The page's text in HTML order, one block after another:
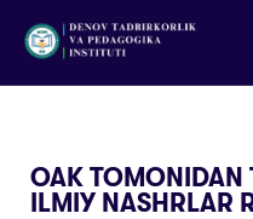
TG TR
OAK TOMONIDAN
ILMIY NASHRLAR